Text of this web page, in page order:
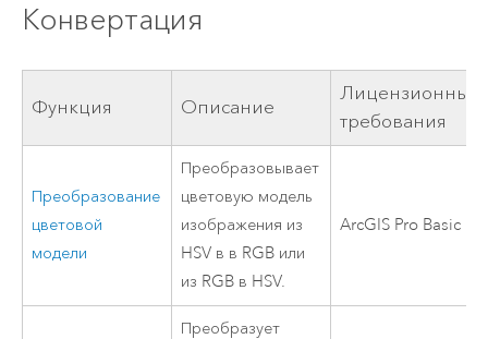
Конвертация
Функция Описание
Лицензионные
требования
Преобразование
цветовой
модели
Преобразовывает
цветовую модель
изображения из
HSV в в RGB или
из RGB в HSV.
ArcGIS Pro Basic
Преобразует